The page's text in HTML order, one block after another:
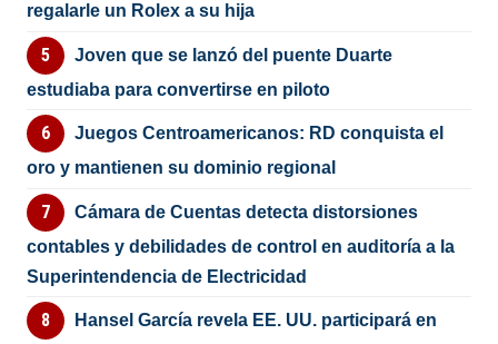
regalarle un Rolex a su hija
Joven que se lanzó del puente Duarte
estudiaba para convertirse en piloto
Juegos Centroamericanos: RD conquista el
oro y mantienen su dominio regional
Cámara de Cuentas detecta distorsiones
contables y debilidades de control en auditoría a la
Superintendencia de Electricidad
Hansel García revela EE. UU. participará en